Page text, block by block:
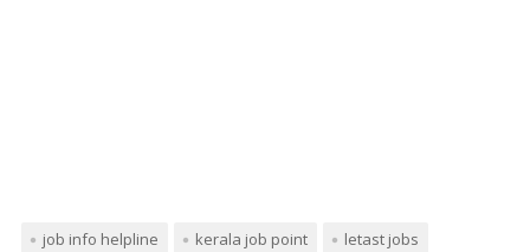
job info helpline kerala job point letast jobs